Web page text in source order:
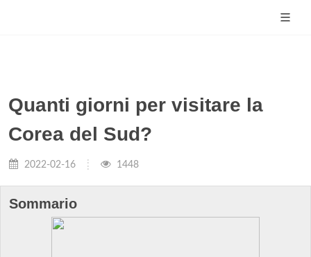
Quanti giorni per visitare la
Corea del Sud?
2022-02-16 1448
Sommario